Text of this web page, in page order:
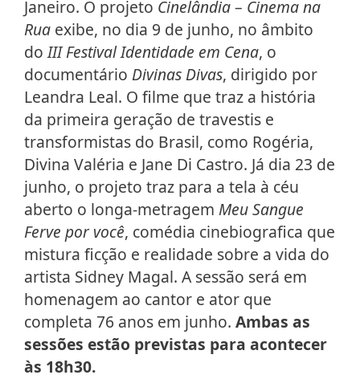
Janeiro. O projeto Cinelândia– Cinema na
Rua exibe, no dia 9 de junho, no âmbito
doIII Festival Identidade em Cena, o
documentário Divinas Divas, dirigido por
Leandra Leal. O filme que traz a história
da primeira geração de travestis e
transformistas do Brasil, como Rogéria,
Divina Valéria e Jane Di Castro. Já dia 23 de
junho, o projeto traz para a tela à céu
aberto o longa-metragem Meu Sangue
Ferve por você, comédia cinebiografica que
mistura ficção e realidade sobre a vida do
artista Sidney Magal. A sessão será em
homenagem ao cantor e ator que
completa 76 anos em junho. Ambas as
sessões estão previstas para acontecer
às 18h30.